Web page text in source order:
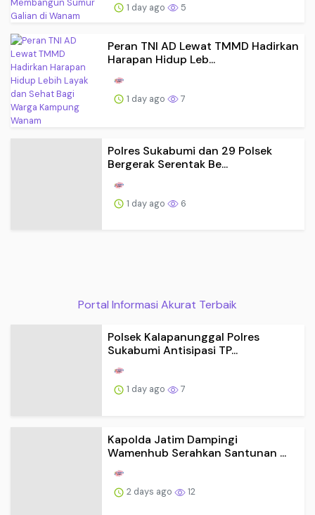
1 day ago 5
Peran TNI AD Lewat TMMD Hadirkan
Harapan Hidup Leb...
1 day ago 7
Polres Sukabumi dan 29 Polsek
Bergerak Serentak Be...
1 day ago 6
Portal Informasi Akurat Terbaik
Polsek Kalapanunggal Polres
Sukabumi Antisipasi TP...
1 day ago 7
Kapolda Jatim Dampingi
Wamenhub Serahkan Santunan ...
2 days ago 12